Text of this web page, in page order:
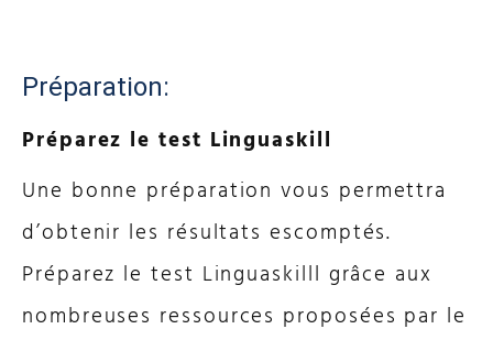
Préparation:
Préparez le test Linguaskill
Une bonne préparation vous permettra
d’obtenir les résultats escomptés.
Préparez le test Linguaskilll grâce aux
nombreuses ressources proposées par le